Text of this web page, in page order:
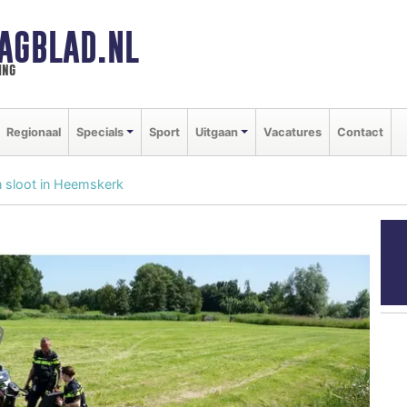
Regionaal Specials Sport Uitgaan Vacatures Contact
in Heemskerk